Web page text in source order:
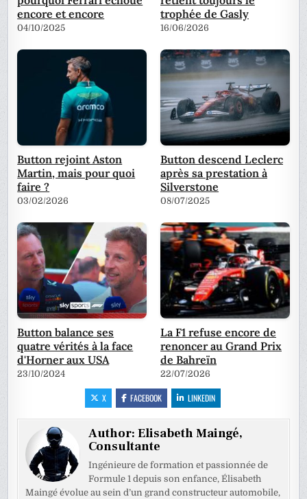
encore et encore
04/10/2025
trophée de Gasly
16/06/2026
Button rejoint Aston
Martin, mais pour quoi
faire ?
03/02/2026
Button descend Leclerc
après sa prestation à
Silverstone
08/07/2025
Button balance ses
quatre vérités à la face
d'Horner aux USA
23/10/2024
La F1 refuse encore de
renoncer au Grand Prix
de Bahreïn
22/07/2026
X FACEBOOK LINKEDIN
Author:Elisabeth Maingé,
Consultante
Ingénieure de formation et passionnée de
Formule 1 depuis son enfance, Élisabeth
Maingé évolue au sein d’un grand constructeur automobile,